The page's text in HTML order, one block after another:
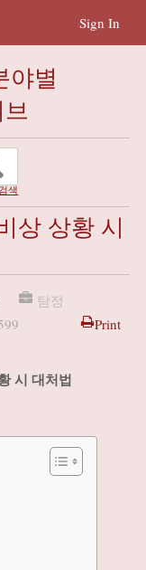
Sign In
야별
색
상 상황 시
탐정
Print
시 대처법